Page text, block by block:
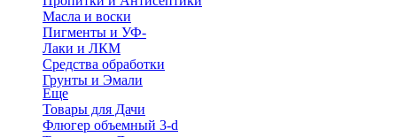
Масла и воски
Пигменты и УФ-
Лаки и ЛКМ
Средства обработки
Грунты и Эмали
Еще
Товары для Дачи
Флюгер объемный 3-d